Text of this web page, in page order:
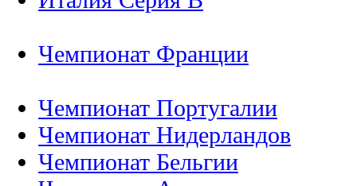
Чемпионат Франции
Чемпионат Португалии
Чемпионат Нидерландов
Чемпионат Бельгии